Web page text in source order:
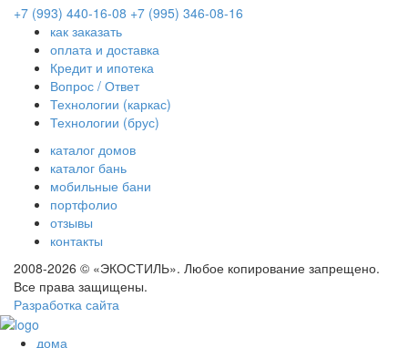
+7 (993) 440-16-08 +7 (995) 346-08-16
как заказать
оплата и доставка
Кредит и ипотека
Вопрос / Ответ
Технологии (каркас)
Технологии (брус)
каталог домов
каталог бань
мобильные бани
портфолио
отзывы
контакты
2008-2026 © «ЭКОСТИЛЬ». Любое копирование запрещено.
Все права защищены.
Разработка сайта
дома